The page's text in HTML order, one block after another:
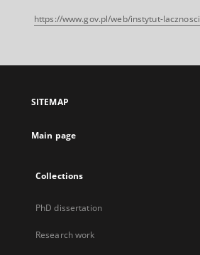
https://www.gov.pl/web/instytut-lacznosci
SITEMAP
Main page
Collections
PhD dissertation
Research work